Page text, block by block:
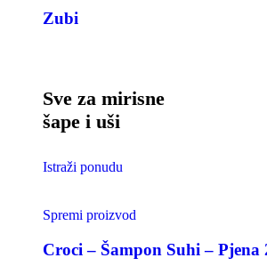
Zubi
Sve za mirisne
šape i uši
Istraži ponudu
Spremi proizvod
Croci – Šampon Suhi – Pjena